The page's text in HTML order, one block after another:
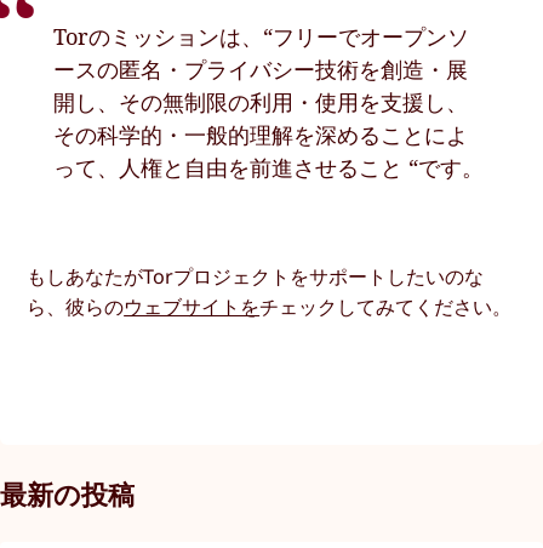
Torのミッションは、“フリーでオープンソ
ースの匿名・プライバシー技術を創造・展
開し、その無制限の利用・使用を支援し、
その科学的・一般的理解を深めることによ
って、人権と自由を前進させること “です。
もしあなたがTorプロジェクトをサポートしたいのな
ら、彼らのウェブサイトをチェックしてみてください。
最新の投稿